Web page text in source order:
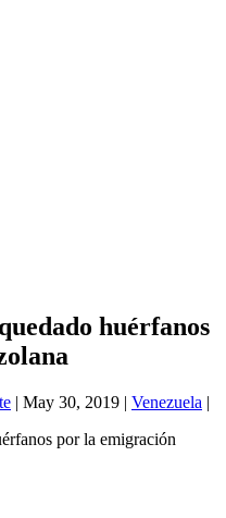
huérfanos
| May 30, 2019 | Venezuela |